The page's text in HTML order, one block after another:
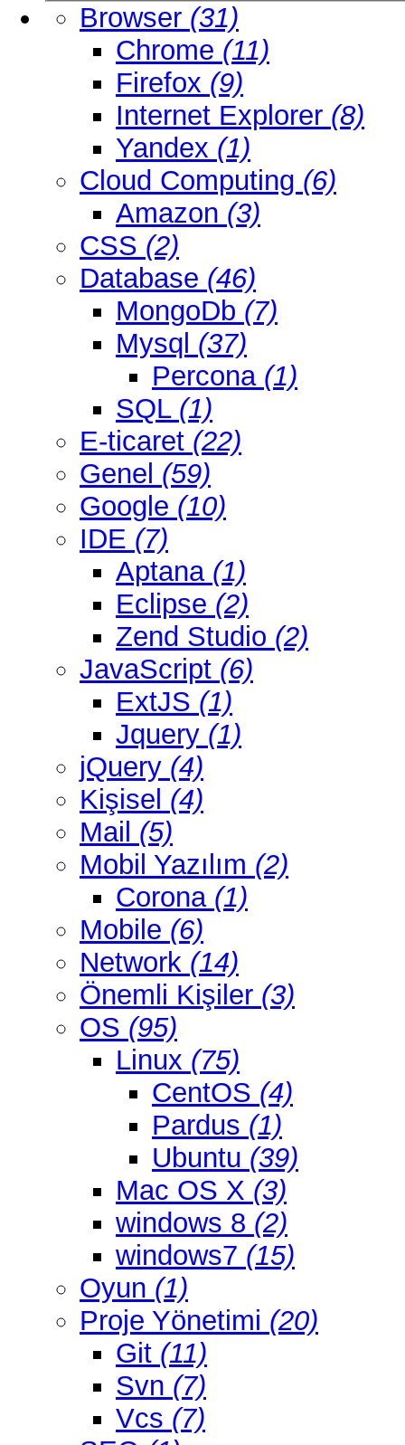
Browser (31)
Chrome (11)
Firefox (9)
Internet Explorer (8)
Yandex (1)
Cloud Computing (6)
Amazon (3)
CSS (2)
Database (46)
MongoDb (7)
Mysql (37)
Percona (1)
SQL (1)
E-ticaret (22)
Genel (59)
Google (10)
IDE (7)
Aptana (1)
Eclipse (2)
Zend Studio (2)
JavaScript (6)
ExtJS (1)
Jquery (1)
jQuery (4)
Kişisel (4)
Mail (5)
Mobil Yazılım (2)
Corona (1)
Mobile (6)
Network (14)
Önemli Kişiler (3)
OS (95)
Linux (75)
CentOS (4)
Pardus (1)
Ubuntu (39)
Mac OS X (3)
windows 8 (2)
windows7 (15)
Oyun (1)
Proje Yönetimi (20)
Git (11)
Svn (7)
Vcs (7)